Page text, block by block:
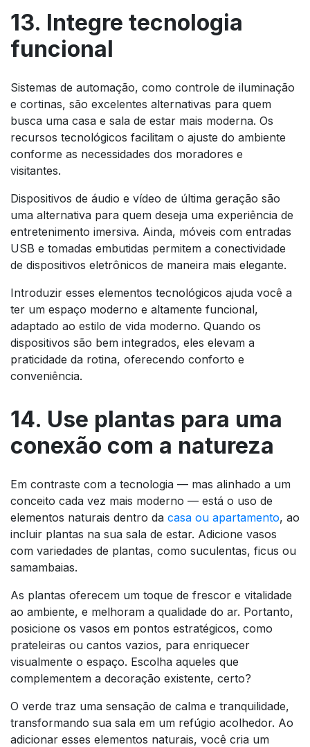
13. Integre tecnologia
funcional
Sistemas de automação, como controle de iluminação
e cortinas, são excelentes alternativas para quem
busca uma casa e sala de estar mais moderna. Os
recursos tecnológicos facilitam o ajuste do ambiente
conforme as necessidades dos moradores e
visitantes.
Dispositivos de áudio e vídeo de última geração são
uma alternativa para quem deseja uma experiência de
entretenimento imersiva. Ainda, móveis com entradas
USB e tomadas embutidas permitem a conectividade
de dispositivos eletrônicos de maneira mais elegante.
Introduzir esses elementos tecnológicos ajuda você a
ter um espaço moderno e altamente funcional,
adaptado ao estilo de vida moderno. Quando os
dispositivos são bem integrados, eles elevam a
praticidade da rotina, oferecendo conforto e
conveniência.
14. Use plantas para uma
conexão com a natureza
Em contraste com a tecnologia — mas alinhado a um
conceito cada vez mais moderno — está o uso de
elementos naturais dentro da casa ou apartamento, ao
incluir plantas na sua sala de estar. Adicione vasos
com variedades de plantas, como suculentas, ficus ou
samambaias.
As plantas oferecem um toque de frescor e vitalidade
ao ambiente, e melhoram a qualidade do ar. Portanto,
posicione os vasos em pontos estratégicos, como
prateleiras ou cantos vazios, para enriquecer
visualmente o espaço. Escolha aqueles que
complementem a decoração existente, certo?
O verde traz uma sensação de calma e tranquilidade,
transformando sua sala em um refúgio acolhedor. Ao
adicionar esses elementos naturais, você cria um